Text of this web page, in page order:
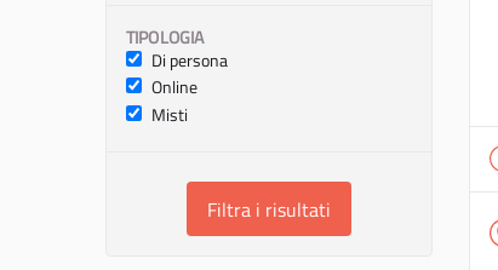
TIPOLOGIA
Di persona
Online
Misti
Filtra i risultati